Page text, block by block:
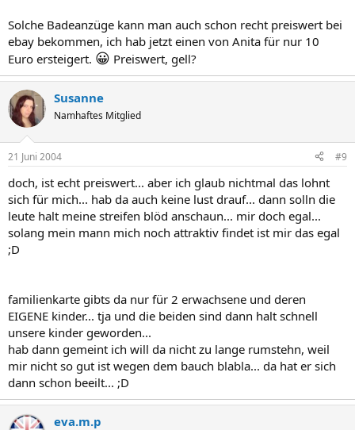
Solche Badeanzüge kann man auch schon recht preiswert bei
ebay bekommen, ich hab jetzt einen von Anita für nur 10
Euro ersteigert. 😀 Preiswert, gell?
Susanne
Namhaftes Mitglied
21 Juni 2004 #9
doch, ist echt preiswert... aber ich glaub nichtmal das lohnt
sich für mich... hab da auch keine lust drauf... dann solln die
leute halt meine streifen blöd anschaun... mir doch egal...
solang mein mann mich noch attraktiv findet ist mir das egal
;D
familienkarte gibts da nur für 2 erwachsene und deren
EIGENE kinder... tja und die beiden sind dann halt schnell
unsere kinder geworden...
hab dann gemeint ich will da nicht zu lange rumstehn, weil
mir nicht so gut ist wegen dem bauch blabla... da hat er sich
dann schon beeilt... ;D
eva.m.p